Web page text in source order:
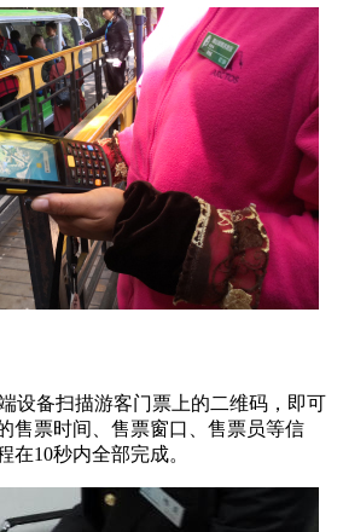
设备扫描游客门票上的二维码，即可
售票时间、售票窗口、售票员等信
在10秒内全部完成。